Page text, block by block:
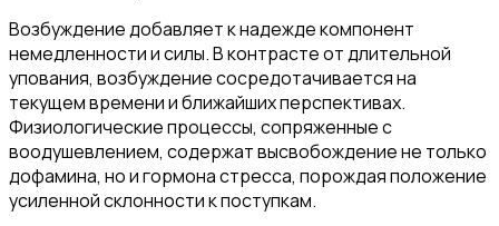
Возбуждение добавляет к надежде компонент
немедленности и силы. В контрасте от длительной
упования, возбуждение сосредотачивается на
текущем времени и ближайших перспективах.
Физиологические процессы, сопряженные с
воодушевлением, содержат высвобождение не только
дофамина, но и гормона стресса, порождая положение
усиленной склонности к поступкам.